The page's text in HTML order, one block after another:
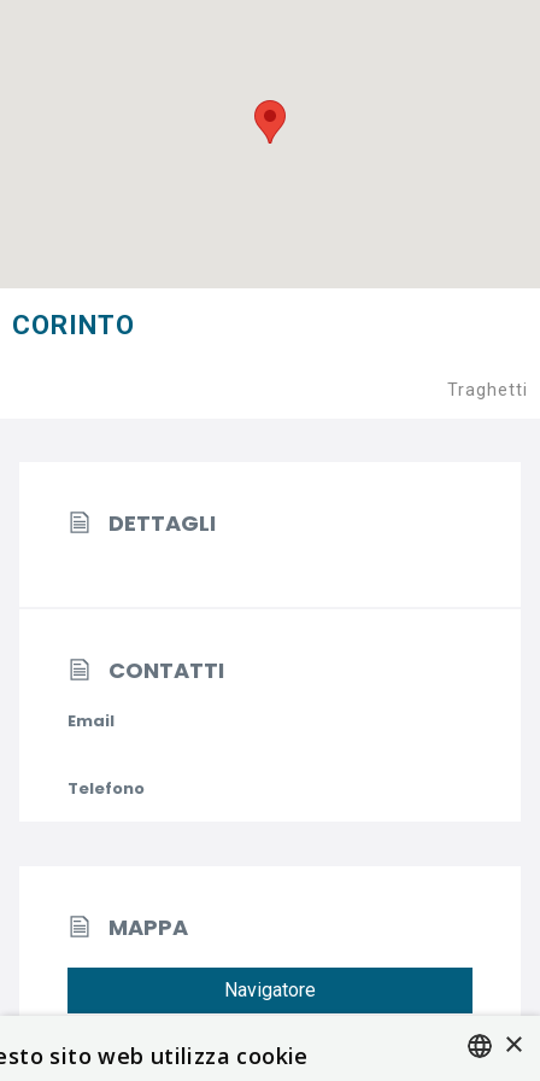
CORINTO
Traghetti
DETTAGLI
CONTATTI
Email
Telefono
MAPPA
Navigatore
×
sito web utilizza cookie